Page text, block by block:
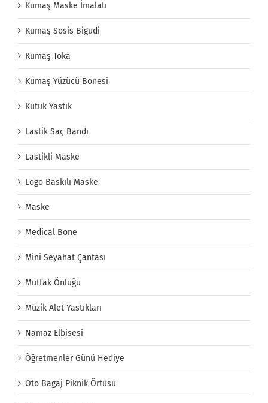
Kumaş Maske İmalatı
Kumaş Sosis Bigudi
Kumaş Toka
Kumaş Yüzücü Bonesi
Kütük Yastık
Lastik Saç Bandı
Lastikli Maske
Logo Baskılı Maske
Maske
Medical Bone
Mini Seyahat Çantası
Mutfak Önlüğü
Müzik Alet Yastıkları
Namaz Elbisesi
Öğretmenler Günü Hediye
Oto Bagaj Piknik Örtüsü